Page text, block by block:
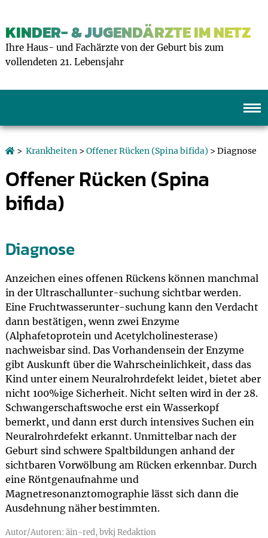
KINDER- & JUGENDÄRZTE IM NETZ
Ihre Haus- und Fachärzte von der Geburt bis zum
vollendeten 21. Lebensjahr
> Krankheiten>Offener Rücken (Spina bifida) > Diagnose
Offener Rücken (Spina
bifida)
Diagnose
Anzeichen eines offenen Rückens können manchmal
in der Ultraschallunter-suchung sichtbar werden.
Eine Fruchtwasserunter-suchung kann den Verdacht
dann bestätigen, wenn zwei Enzyme
(Alphafetoprotein und Acetylcholinesterase)
nachweisbar sind. Das Vorhandensein der Enzyme
gibt Auskunft über die Wahrscheinlichkeit, dass das
Kind unter einem Neuralrohrdefekt leidet, bietet aber
nicht 100%ige Sicherheit. Nicht selten wird in der 28.
Schwangerschaftswoche erst ein Wasserkopf
bemerkt, und dann erst durch intensives Suchen ein
Neuralrohrdefekt erkannt. Unmittelbar nach der
Geburt sind schwere Spaltbildungen anhand der
sichtbaren Vorwölbung am Rücken erkennbar. Durch
eine Röntgenaufnahme und
Magnetresonanztomographie lässt sich dann die
Ausdehnung näher bestimmten.
Autor/Autoren: äin-red, bvkj Redaktion